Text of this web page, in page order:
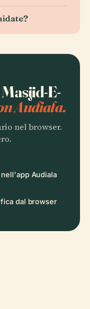
E-
Audiala.
nel browser.
Audiala
dal browser